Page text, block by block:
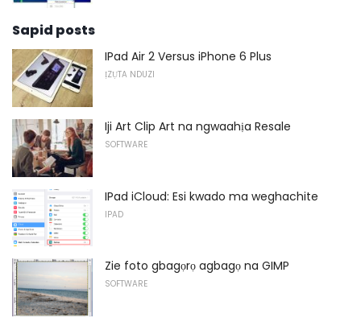
Sapid posts
IPad Air 2 Versus iPhone 6 Plus
ỊZỤTA NDUZI
Iji Art Clip Art na ngwaahịa Resale
SOFTWARE
IPad iCloud: Esi kwado ma weghachite
IPAD
Zie foto gbagọrọ agbagọ na GIMP
SOFTWARE